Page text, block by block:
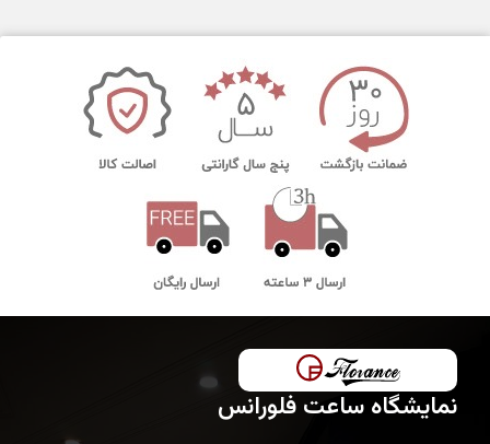
نمایشگاه ساعت فلورانس